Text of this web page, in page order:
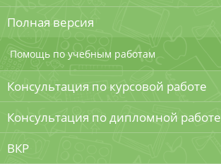
Полная версия
Помощь по учебным работам
Консультация по курсовой работе
Консультация по дипломной работе
ВКР